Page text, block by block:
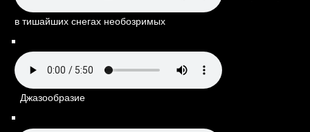
в тишайших снегах необозримых
Джазообразие